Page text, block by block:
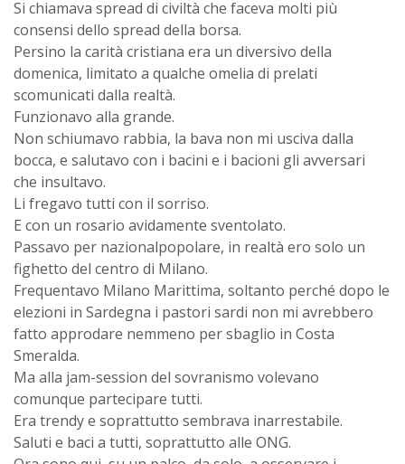
Si chiamava spread di civiltà che faceva molti più
consensi dello spread della borsa.
Persino la carità cristiana era un diversivo della
domenica, limitato a qualche omelia di prelati
scomunicati dalla realtà.
Funzionavo alla grande.
Non schiumavo rabbia, la bava non mi usciva dalla
bocca, e salutavo con i bacini e i bacioni gli avversari
che insultavo.
Li fregavo tutti con il sorriso.
E con un rosario avidamente sventolato.
Passavo per nazionalpopolare, in realtà ero solo un
fighetto del centro di Milano.
Frequentavo Milano Marittima, soltanto perché dopo le
elezioni in Sardegna i pastori sardi non mi avrebbero
fatto approdare nemmeno per sbaglio in Costa
Smeralda.
Ma alla jam-session del sovranismo volevano
comunque partecipare tutti.
Era trendy e soprattutto sembrava inarrestabile.
Saluti e baci a tutti, soprattutto alle ONG.